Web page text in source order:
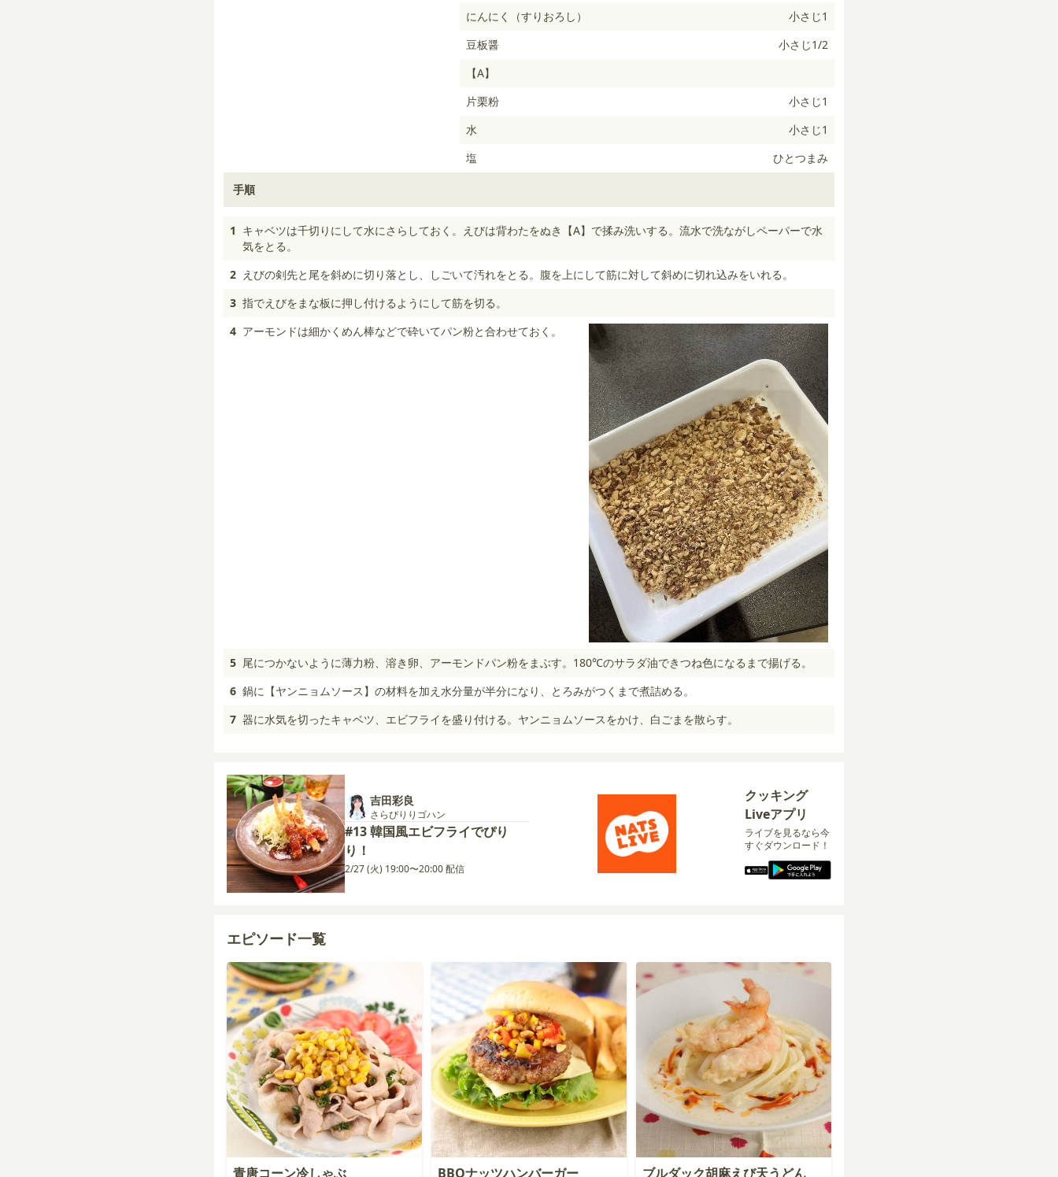
にんにく（すりおろし）
小さじ1
豆板醤
小さじ1/2
【A】
片栗粉
小さじ1
水
小さじ1
塩
ひとつまみ
手順
1 キャベツは千切りにして水にさらしておく。えびは背わたをぬき【A】で揉み洗いする。流水で洗ながしペーパーで水
気をとる。
2 えびの剣先と尾を斜めに切り落とし、しごいて汚れをとる。腹を上にして筋に対して斜めに切れ込みをいれる。
3 指でえびをまな板に押し付けるようにして筋を切る。
4 アーモンドは細かくめん棒などで砕いてパン粉と合わせておく。
5 尾につかないように薄力粉、溶き卵、アーモンドパン粉をまぶす。180℃のサラダ油できつね色になるまで揚げる。
6 鍋に【ヤンニョムソース】の材料を加え水分量が半分になり、とろみがつくまで煮詰める。
7 器に水気を切ったキャベツ、エビフライを盛り付ける。ヤンニョムソースをかけ、白ごまを散らす。
吉田彩良
さらぴりりゴハン
#13 韓国風エビフライでぴり
り！
2/27 (火) 19:00〜20:00 配信
クッキング
Liveアプリ
ライブを見るなら今
すぐダウンロード！
エピソード一覧
青唐コーン冷しゃぶ BBQナッツハンバーガー ブルダック胡麻えび天うどん